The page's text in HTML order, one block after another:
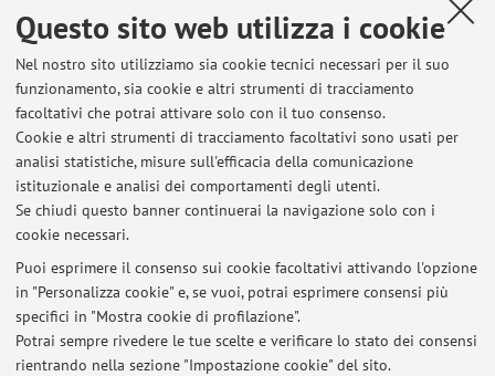
Questo sito web utilizza i cookie
Nel nostro sito utilizziamo sia cookie tecnici necessari per il suo
funzionamento, sia cookie e altri strumenti di tracciamento
facoltativi che potrai attivare solo con il tuo consenso.
Cookie e altri strumenti di tracciamento facoltativi sono usati per
analisi statistiche, misure sull'efficacia della comunicazione
istituzionale e analisi dei comportamenti degli utenti.
Se chiudi questo banner continuerai la navigazione solo con i
cookie necessari.
Puoi esprimere il consenso sui cookie facoltativi attivando l'opzione
in "Personalizza cookie" e, se vuoi, potrai esprimere consensi più
specifici in "Mostra cookie di profilazione".
Potrai sempre rivedere le tue scelte e verificare lo stato dei consensi
rientrando nella sezione "Impostazione cookie" del sito.
E-mail: andrey.makarychev@unibo.it
Dipartimento di Scienze Politiche e Sociali
Strada Maggiore 45, Bologna -
Vai alla mappa
Ultimi avvisi
Al momento non sono presenti avvisi.